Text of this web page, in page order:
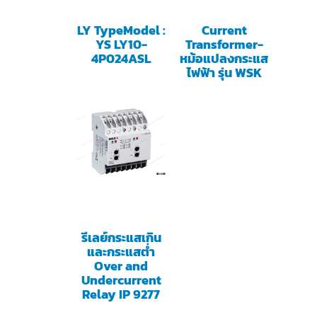
LY TypeModel :
YS LY10-
4P024ASL
Current
Transformer-
หม้อแปลงกระแส
ไฟฟ้า รุ่น WSK
รีเลย์กระแสเกิน
และกระแสต่ำ
Over and
Undercurrent
Relay IP 9277